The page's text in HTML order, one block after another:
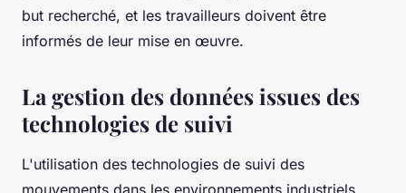
but recherché, et les travailleurs doivent être
informés de leur mise en œuvre.
La gestion des données issues des
technologies de suivi
L'utilisation des technologies de suivi des
mouvements dans les environnements industriels